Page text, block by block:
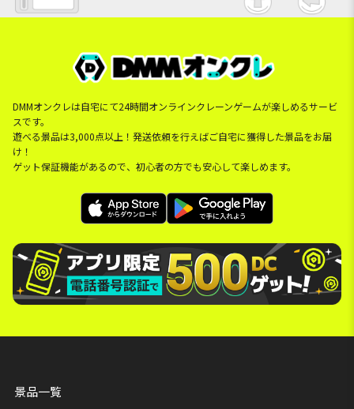
DMMオンクレは自宅にて24時間オンラインクレーンゲームが楽しめるサービ
スです。
遊べる景品は3,000点以上！発送依頼を行えばご自宅に獲得した景品をお届
け！
ゲット保証機能があるので、初心者の方でも安心して楽しめます。
景品一覧